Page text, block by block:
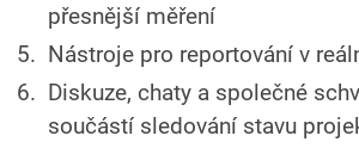
přesnější měření
Nástroje pro reportování v
Diskuze, chaty a společné
součástí sledování stavu